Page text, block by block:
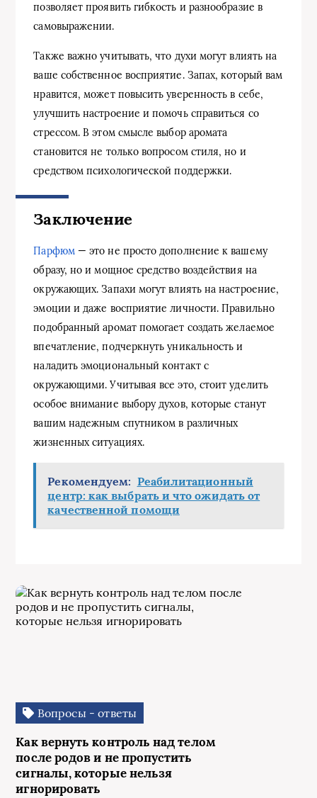
позволяет проявить гибкость и разнообразие в
самовыражении.
Также важно учитывать, что духи могут влиять на
ваше собственное восприятие. Запах, который вам
нравится, может повысить уверенность в себе,
улучшить настроение и помочь справиться со
стрессом. В этом смысле выбор аромата
становится не только вопросом стиля, но и
средством психологической поддержки.
Заключение
Парфюм— это не просто дополнение к вашему
образу, но и мощное средство воздействия на
окружающих. Запахи могут влиять на настроение,
эмоции и даже восприятие личности. Правильно
подобранный аромат помогает создать желаемое
впечатление, подчеркнуть уникальность и
наладить эмоциональный контакт с
окружающими. Учитывая все это, стоит уделить
особое внимание выбору духов, которые станут
вашим надежным спутником в различных
жизненных ситуациях.
Рекомендуем: Реабилитационный
центр: как выбрать и что ожидать от
качественной помощи
Вопросы - ответы
Как вернуть контроль над телом
после родов и не пропустить
сигналы, которые нельзя
игнорировать